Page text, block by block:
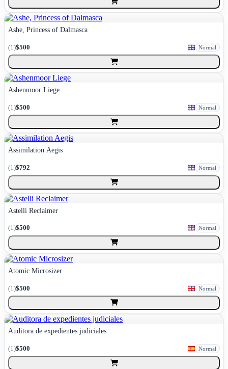
Ashe, Princess of Dalmasca
(1)$500 Normal
Ashenmoor Liege
(1)$500 Normal
Assimilation Aegis
(1)$792 Normal
Astelli Reclaimer
(1)$500 Normal
Atomic Microsizer
(1)$500 Normal
Auditora de expedientes judiciales
(1)$500 Normal